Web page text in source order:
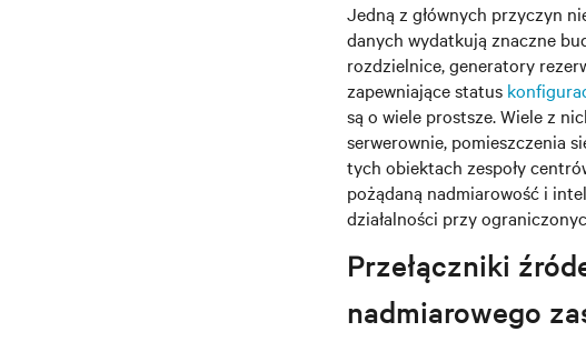
Jedną z głównych przyczyn
danych wydatkują znaczne
rozdzielnice, generatory
zapewniające status
są o wiele prostsze. Wiele z
serwerownie, pomieszczenia
tych obiektach zespoły
pożądaną nadmiarowość i
działalności przy
Przełączniki
nadmiarowego